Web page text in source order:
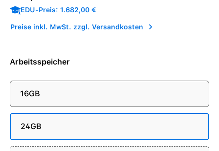
EDU-Preis: 1.682,00 €
Preise inkl. MwSt. zzgl. Versandkosten
Arbeitsspeicher
16GB
24GB